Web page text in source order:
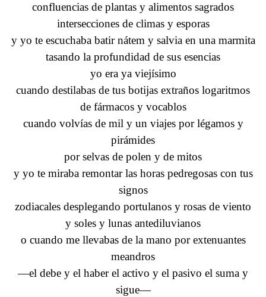
confluencias de plantas y alimentos sagrados
intersecciones de climas y esporas
y yo te escuchaba batir nátem y salvia en una marmita
tasando la profundidad de sus esencias
yo era ya viejísimo
cuando destilabas de tus botijas extraños logaritmos
de fármacos y vocablos
cuando volvías de mil y un viajes por légamos y
pirámides
por selvas de polen y de mitos
y yo te miraba remontar las horas pedregosas con tus
signos
zodiacales desplegando portulanos y rosas de viento
y soles y lunas antediluvianos
o cuando me llevabas de la mano por extenuantes
meandros
—el debe y el haber el activo y el pasivo el suma y
sigue—